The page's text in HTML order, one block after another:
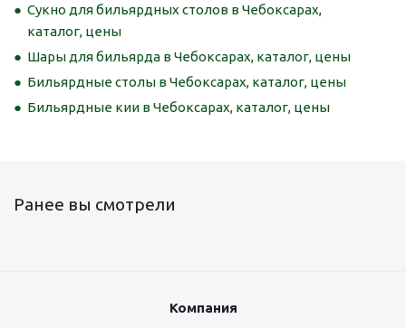
Сукно для бильярдных столов в Чебоксарах,
каталог, цены
Шары для бильярда в Чебоксарах, каталог, цены
Бильярдные столы в Чебоксарах, каталог, цены
Бильярдные кии в Чебоксарах, каталог, цены
Ранее вы смотрели
Компания